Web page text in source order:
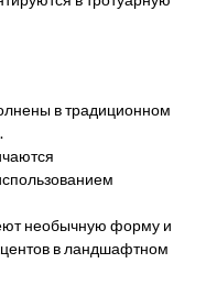
в традиционном
необычную форму и
в ландшафтном